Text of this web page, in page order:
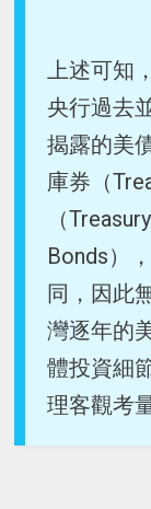
上述可知
央行過去
揭露的美
庫券（
（
Bonds）
同，因此
灣逐年的
體投資細
理客觀考